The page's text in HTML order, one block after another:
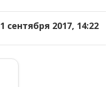
1 сентября 2017, 14:22